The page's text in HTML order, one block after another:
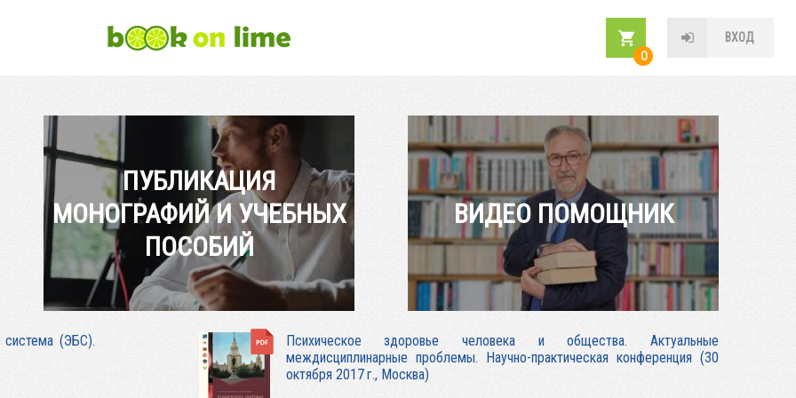
ВХОД
0
ПУБЛИКАЦИЯ
МОНОГРАФИЙ И УЧЕБНЫХ
ПОСОБИЙ
ВИДЕО ПОМОЩНИК
система (ЭБС).
Психическое здоровье человека и общества. Актуальные
междисциплинарные проблемы. Научно-практическая конференция (30
октября 2017 г., Москва)